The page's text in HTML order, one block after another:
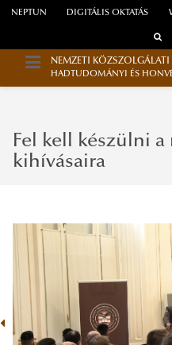
NEPTUN DIGITÁLIS OKTATÁS
NEMZETI KÖZSZOLGÁLATI
HADTUDOMÁNYI ÉS
Fel kell készülni
kihívásaira